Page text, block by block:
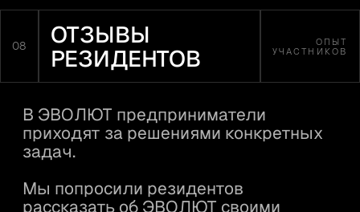
Оборот компании в год, млн рублей